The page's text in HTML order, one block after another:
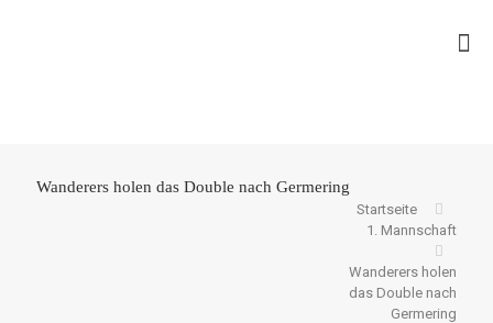
Wanderers holen das Double nach Germering
Startseite
1. Mannschaft
Wanderers holen
das Double nach
Germering